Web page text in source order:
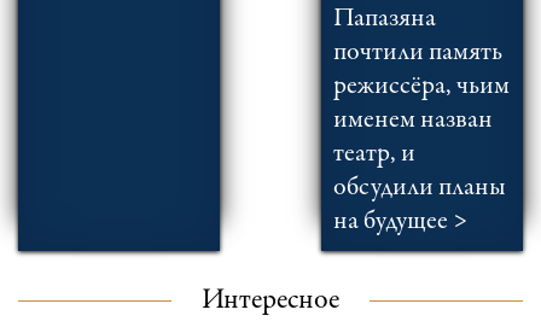
Папазяна
почтили память
режиссёра, чьим
именем назван
театр, и
обсудили планы
на будущее >
Интересное